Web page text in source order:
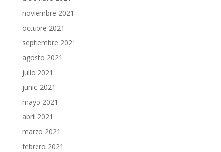
noviembre 2021
octubre 2021
septiembre 2021
agosto 2021
julio 2021
junio 2021
mayo 2021
abril 2021
marzo 2021
febrero 2021